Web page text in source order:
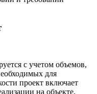
с учетом объемов,
для
проект включает
на объекте.